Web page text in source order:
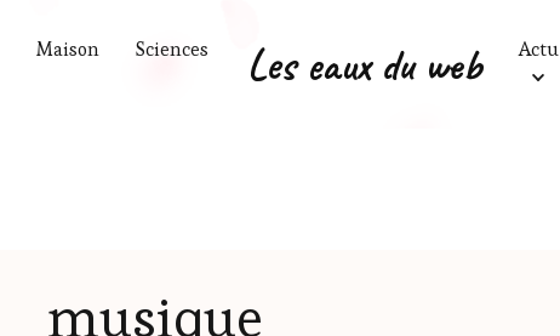
Maison Sciences Actu
Les eaux du web
musique